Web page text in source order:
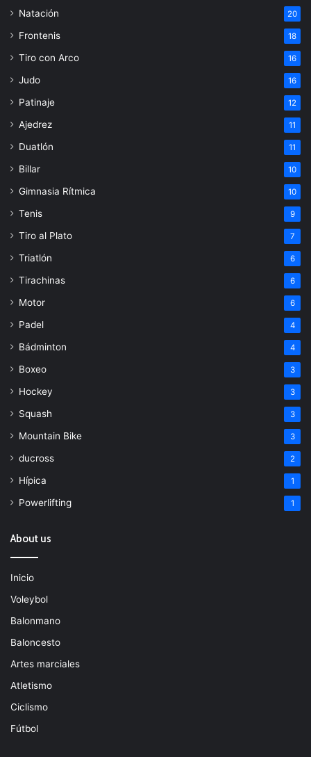
Natación 20
Frontenis 18
Tiro con Arco 16
Judo 16
Patinaje 12
Ajedrez 11
Duatlón 11
Billar 10
Gimnasia Rítmica 10
Tenis 9
Tiro al Plato 7
Triatlón 6
Tirachinas 6
Motor 6
Padel 4
Bádminton 4
Boxeo 3
Hockey 3
Squash 3
Mountain Bike 3
ducross 2
Hípica 1
Powerlifting 1
About us
Inicio
Voleybol
Balonmano
Baloncesto
Artes marciales
Atletismo
Ciclismo
Fútbol